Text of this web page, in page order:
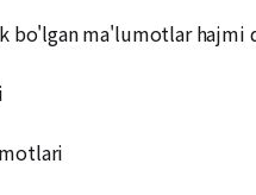
bo'lgan ma'lumotlar hajmi